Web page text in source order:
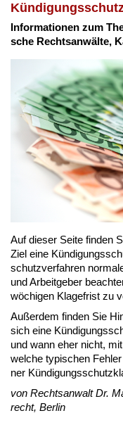
In­for­ma­tio­nen zum
sche Rechts­an­wäl­te,
Auf die­ser Sei­te fin­den
Ziel ei­ne
schutz­ver­fah­ren
und Ar­beit­ge­ber
wö­chi­gen Kla­ge­frist zu
Au­ßer­dem fin­den Sie
sich ei­ne
und wann eher nicht,
wel­che ty­pi­schen
ner
von Rechts­an­walt Dr.
recht, Ber­lin